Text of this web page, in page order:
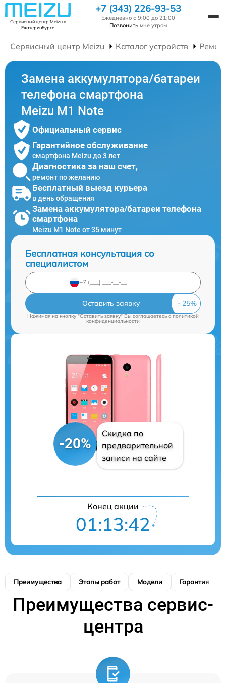
Сервисный центр Meizuв
Екатеринбурге
+7 (343) 226-93-53
Ежедневно с 9:00 до 21:00
Позвонить мне утром
Сервисный центр Meizu Каталог устройств
Замена аккумулятора/батареи
телефона смартфона
Meizu M1 Note
Официальный сервис
Гарантийное обслуживание
смартфона Meizu до 3 лет
Диагностика за наш счет,
ремонт по желанию
Бесплатный выезд курьера
в день обращения
Замена аккумулятора/батареи телефона
смартфона
Meizu M1 Note от 35 минут
Бесплатная консультация со
специалистом
Оставить заявку
Нажимая на кнопку "Оставить заявку" Вы соглашаетесь cполитикой
конфиденциальности
-20%
Скидка по
предварительной
записи на сайте
Конец акции
01:13:42
Преимущества Этапы работ Модели Гарантия
Преимущества сервис-
центра